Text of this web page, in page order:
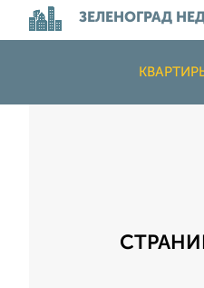
ЗЕЛЕНОГРАД